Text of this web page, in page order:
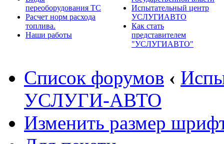
переоборудования ТС
Расчет норм расхода
топлива.
Наши работы
Испытательный центр
УСЛУГИАВТО
Как стать
представителем
"УСЛУГИАВТО"
Список форумов ‹
УСЛУГИ-АВТО
Изменить размер